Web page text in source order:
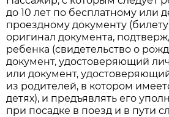
до 10 лет по бесплатному или
проездному документу
оригинал документа,
ребенка (свидетельство о
документ, удостоверяющий
или документ,
из родителей, в котором
детях), и предъявлять его
при посадке в поезд и в пути